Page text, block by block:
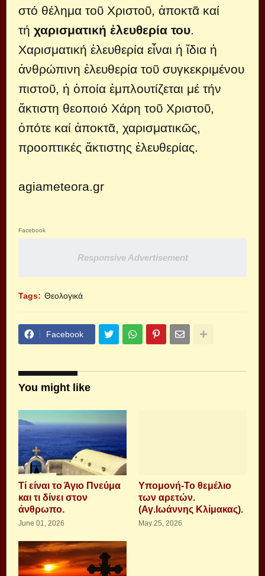
στό θέλημα τοῦ Χριστοῦ, ἀποκτᾶ καί
τή χαρισματική ἐλευθερία του.
Χαρισματική ἐλευθερία εἶναι ἠ ἴδια ἡ
ἀνθρώπινη ἐλευθερία τοῦ συγκεκριμένου
πιστοῦ, ἡ ὁποία ἐμπλουτίζεται μέ τήν
ἄκτιστη θεοποιό Χάρη τοῦ Χριστοῦ,
ὁπότε καί ἀποκτᾶ, χαρισματικῶς,
προοπτικές ἄκτιστης ἐλευθερίας.
agiameteora.gr
Facebook
Responsive Advertisement
Tags: Θεολογικά
Facebook
You might like
Τί είναι το Άγιο Πνεύμα
και τι δίνει στον
άνθρωπο.
June 01, 2026
Υπομονή-Το θεμέλιο
των αρετών.
(Αγ.Ιωάννης Κλίμακας).
May 25, 2026